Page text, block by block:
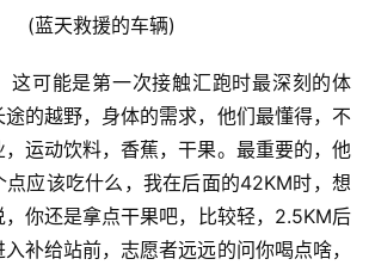
(蓝天救援的车辆)
这可能是第一次接触汇跑时最深刻的体
的越野，身体的需求，他们最懂得，不
运动饮料，香蕉，干果。最重要的，他
应该吃什么，我在后面的42KM时，想
你还是拿点干果吧，比较轻，2.5KM后
补给站前，志愿者远远的问你喝点啥，